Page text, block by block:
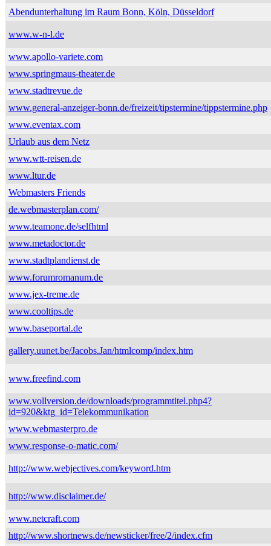
Abendunterhaltung im Raum Bonn, Köln, Düsseldorf
www.w-n-l.de
www.apollo-variete.com
www.springmaus-theater.de
www.stadtrevue.de
www.general-anzeiger-bonn.de/freizeit/tipstermine/tippstermine.php
www.eventax.com
Urlaub aus dem Netz
www.wtt-reisen.de
www.ltur.de
Webmasters Friends
de.webmasterplan.com/
www.teamone.de/selfhtml
www.metadoctor.de
www.stadtplandienst.de
www.forumromanum.de
www.jex-treme.de
www.cooltips.de
www.baseportal.de
gallery.uunet.be/Jacobs.Jan/htmlcomp/index.htm
www.freefind.com
www.vollversion.de/downloads/programmtitel.php4?
id=920&ktg_id=Telekommunikation
www.webmasterpro.de
www.response-o-matic.com/
http://www.webjectives.com/keyword.htm
http://www.disclaimer.de/
www.netcraft.com
http://www.shortnews.de/newsticker/free/2/index.cfm